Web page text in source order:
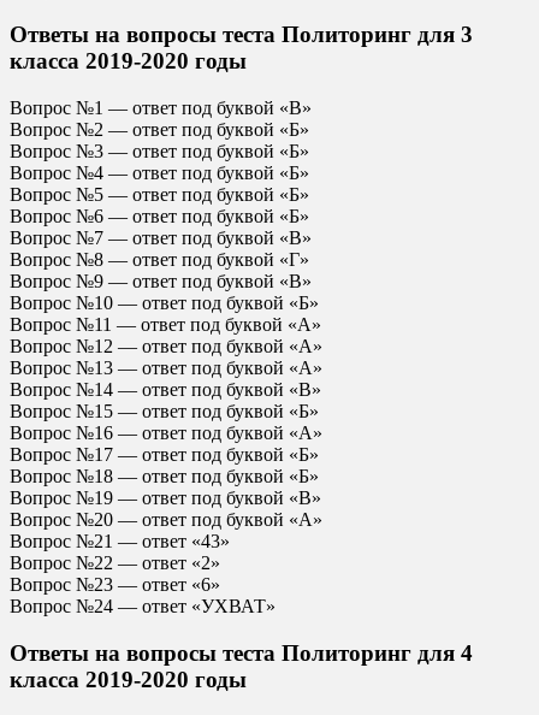
Ответы на вопросы теста Политоринг для 3
класса 2019-2020 годы
Вопрос №1 — ответ под буквой «В»
Вопрос №2 — ответ под буквой «Б»
Вопрос №3 — ответ под буквой «Б»
Вопрос №4 — ответ под буквой «Б»
Вопрос №5 — ответ под буквой «Б»
Вопрос №6 — ответ под буквой «Б»
Вопрос №7 — ответ под буквой «В»
Вопрос №8 — ответ под буквой «Г»
Вопрос №9 — ответ под буквой «В»
Вопрос №10 — ответ под буквой «Б»
Вопрос №11 — ответ под буквой «А»
Вопрос №12 — ответ под буквой «А»
Вопрос №13 — ответ под буквой «А»
Вопрос №14 — ответ под буквой «В»
Вопрос №15 — ответ под буквой «Б»
Вопрос №16 — ответ под буквой «А»
Вопрос №17 — ответ под буквой «Б»
Вопрос №18 — ответ под буквой «Б»
Вопрос №19 — ответ под буквой «В»
Вопрос №20 — ответ под буквой «А»
Вопрос №21 — ответ «43»
Вопрос №22 — ответ «2»
Вопрос №23 — ответ «6»
Вопрос №24 — ответ «УХВАТ»
Ответы на вопросы теста Политоринг для 4
класса 2019-2020 годы